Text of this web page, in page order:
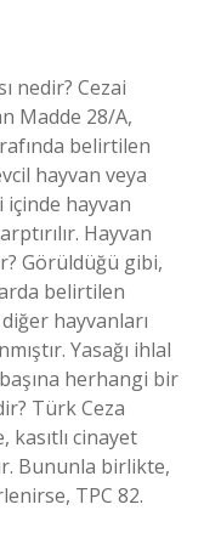
nedir? Cezai
Madde 28/A,
belirtilen
hayvan veya
içinde hayvan
Hayvan
Görüldüğü gibi,
belirtilen
hayvanları
Yasağı ihlal
herhangi bir
Türk Ceza
kasıtlı cinayet
Bununla birlikte,
TPC 82.